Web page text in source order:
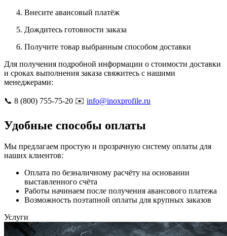
Внесите авансовый платёж
Дождитесь готовности заказа
Получите товар выбранным способом доставки
Для получения подробной информации о стоимости доставки
и сроках выполнения заказа свяжитесь с нашими
менеджерами:
📞 8 (800) 755-75-20 ✉️ info@inoxprofile.ru
Удобные способы оплаты
Мы предлагаем простую и прозрачную систему оплаты для
наших клиентов:
Оплата по безналичному расчёту на основании
выставленного счёта
Работы начинаем после получения авансового платежа
Возможность поэтапной оплаты для крупных заказов
Услуги